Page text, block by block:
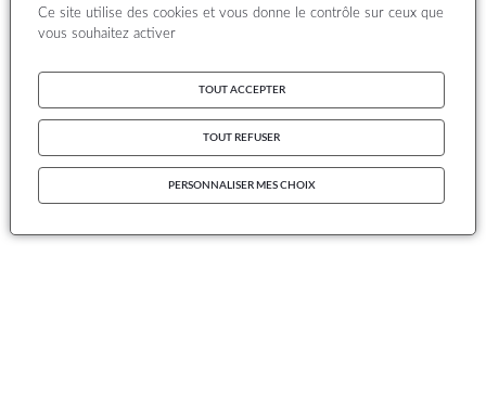
Ce site utilise des cookies et vous donne le contrôle sur ceux que
vous souhaitez activer
TOUT ACCEPTER
TOUT REFUSER
PERSONNALISER MES CHOIX